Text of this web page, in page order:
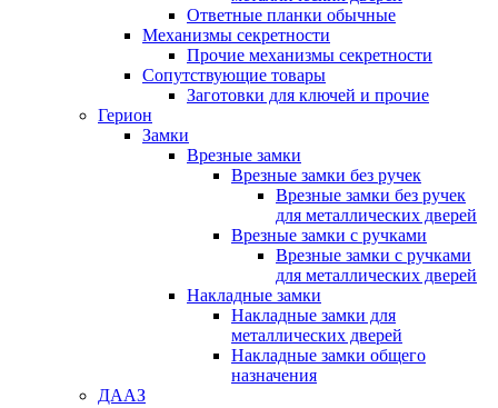
Ответные планки обычные
Механизмы секретности
Прочие механизмы секретности
Сопутствующие товары
Заготовки для ключей и прочие
Герион
Замки
Врезные замки
Врезные замки без ручек
Врезные замки без ручек
для металлических дверей
Врезные замки с ручками
Врезные замки с ручками
для металлических дверей
Накладные замки
Накладные замки для
металлических дверей
Накладные замки общего
назначения
ДААЗ